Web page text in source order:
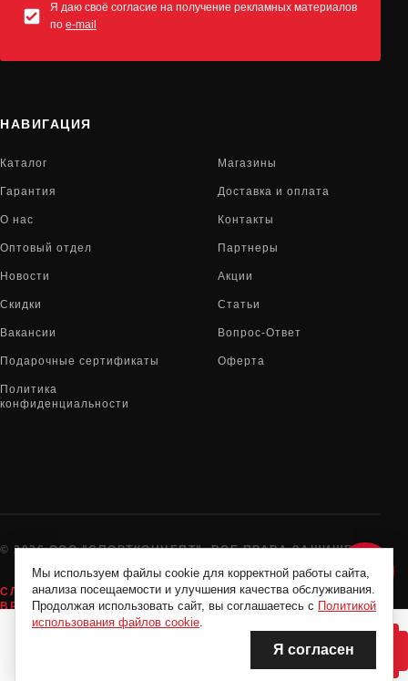
НЕТ В НАЛИЧИИ
НЕТ В НАЛИЧИИ
Я даю своё согласие на получение рекламных материалов
по e-mail
НАВИГАЦИЯ
Каталог Магазины
Гарантия Доставка и оплата
О нас Контакты
Оптовый отдел Партнеры
Новости Акции
Скидки Статьи
Вакансии Вопрос-Ответ
Подарочные сертификаты Оферта
Политика
конфиденциальности
© 2026 ООО "СПОРТКОНЦЕПТ". ВСЕ ПРАВА ЗАЩИЩЕНЫ
СЛУЖБА ПОДДЕРЖКИ:8-800-775-72-05
ВРЕМЯ РАБОТЫ:
10:00 - 19:00 ЕЖЕДНЕВНО
Мы используем файлы cookie для корректной работы сайта,
анализа посещаемости и улучшения качества обслуживания.
Продолжая использовать сайт, вы соглашаетесь с Политикой
использования файлов cookie.
Я согласен